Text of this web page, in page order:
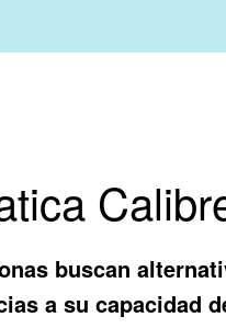
buscan
a su capacidad